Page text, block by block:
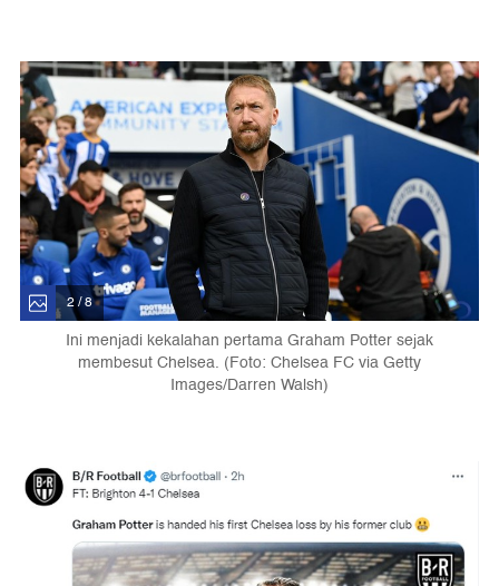
2 / 8
Ini menjadi kekalahan pertama Graham Potter sejak
membesut Chelsea. (Foto: Chelsea FC via Getty
Images/Darren Walsh)